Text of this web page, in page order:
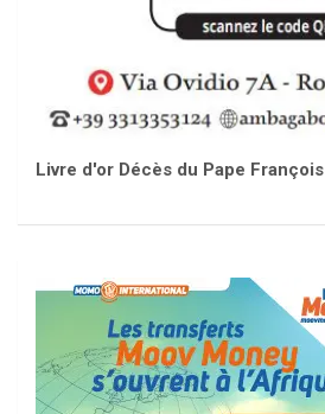
Livre d'or Décès du Pape François